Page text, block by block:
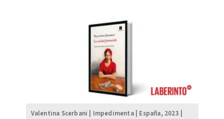
Valentina Scerbani | Impedimenta | España, 2023 |